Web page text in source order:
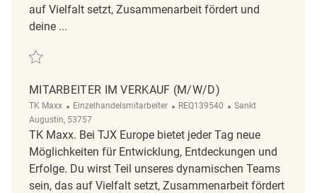
auf Vielfalt setzt, Zusammenarbeit fördert und
deine ...
Retten Mitarbeiter im Verkauf (m/w/d) REQ123032
MITARBEITER IM VERKAUF (M/W/D)
TK Maxx Kategorie
Einzelhandelsmitarbeiter ReqId
REQ139540 Ort
Sankt
Augustin, 53757
TK Maxx. Bei TJX Europe bietet jeder Tag neue
Möglichkeiten für Entwicklung, Entdeckungen und
Erfolge. Du wirst Teil unseres dynamischen Teams
sein, das auf Vielfalt setzt, Zusammenarbeit fördert